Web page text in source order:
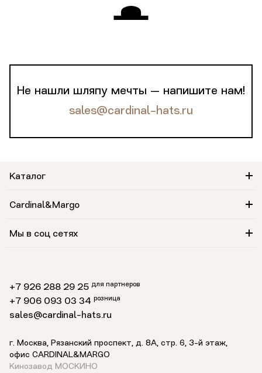
Не нашли шляпу мечты — напишите нам!
sales@cardinal-hats.ru
Каталог
Cardinal&Margo
Мы в соц сетях
+7 926 288 29 25 для партнеров
+7 906 093 03 34 розница
sales@cardinal-hats.ru
г. Москва, Рязанский проспект, д. 8А, стр. 6, 3-й этаж,
офис CARDINAL&MARGO
Кинозавод МОСКИНО